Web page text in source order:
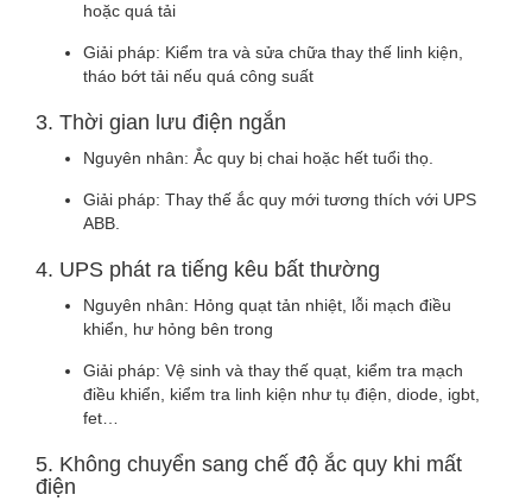
hoặc quá tải
Giải pháp: Kiểm tra và sửa chữa thay thế linh kiện,
tháo bớt tải nếu quá công suất
3. Thời gian lưu điện ngắn
Nguyên nhân: Ắc quy bị chai hoặc hết tuổi thọ.
Giải pháp: Thay thế ắc quy mới tương thích với UPS
ABB.
4. UPS phát ra tiếng kêu bất thường
Nguyên nhân: Hỏng quạt tản nhiệt, lỗi mạch điều
khiển, hư hỏng bên trong
Giải pháp: Vệ sinh và thay thế quạt, kiểm tra mạch
điều khiển, kiểm tra linh kiện như tụ điện, diode, igbt,
fet…
5. Không chuyển sang chế độ ắc quy khi mất
điện